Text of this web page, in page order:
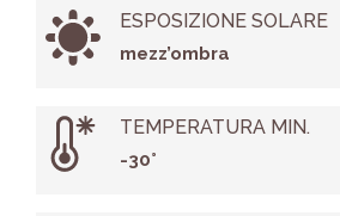
ESPOSIZIONE SOLARE
mezz’ombra
TEMPERATURA MIN.
-30°